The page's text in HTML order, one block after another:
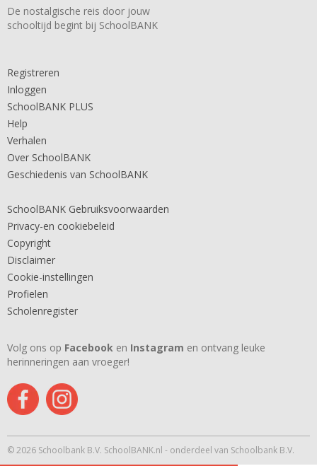
De nostalgische reis door jouw
schooltijd begint bij SchoolBANK
Registreren
Inloggen
SchoolBANK PLUS
Help
Verhalen
Over SchoolBANK
Geschiedenis van SchoolBANK
SchoolBANK Gebruiksvoorwaarden
Privacy-en cookiebeleid
Copyright
Disclaimer
Cookie-instellingen
Profielen
Scholenregister
Volg ons op Facebook en Instagram en ontvang leuke
herinneringen aan vroeger!
© 2026 Schoolbank B.V. SchoolBANK.nl - onderdeel van Schoolbank B.V.